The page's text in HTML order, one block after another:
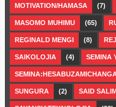
MOTIVATION/HAMASA (7)
MASOMO MUHIMU (65)
REGINALD MENGI (8)
SAIKOLOJIA (4) SEMINA
SUNGURA (2) SAID